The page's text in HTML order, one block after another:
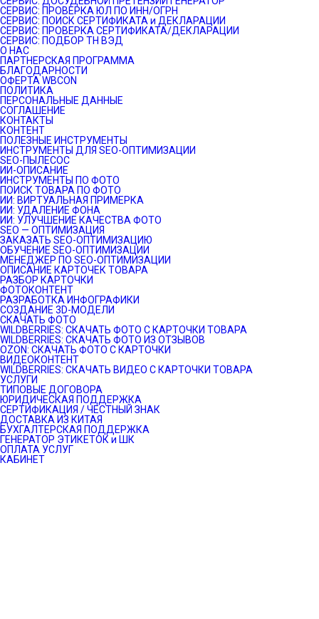
СЕРВИС: ПРОВЕРКА ЮЛ ПО ИНН/ОГРН
СЕРВИС: ПОИСК СЕРТИФИКАТА и ДЕКЛАРАЦИИ
СЕРВИС: ПРОВЕРКА СЕРТИФИКАТА/ДЕКЛАРАЦИИ
СЕРВИС: ПОДБОР ТН ВЭД
О НАС
ПАРТНЕРСКАЯ ПРОГРАММА
БЛАГОДАРНОСТИ
ОФЕРТА WBCON
ПОЛИТИКА
ПЕРСОНАЛЬНЫЕ ДАННЫЕ
СОГЛАШЕНИЕ
КОНТАКТЫ
КОНТЕНТ
ПОЛЕЗНЫЕ ИНСТРУМЕНТЫ
ИНСТРУМЕНТЫ ДЛЯ SEO-ОПТИМИЗАЦИИ
SEO-ПЫЛЕСОС
ИИ-ОПИСАНИЕ
ИНСТРУМЕНТЫ ПО ФОТО
ПОИСК ТОВАРА ПО ФОТО
ИИ: ВИРТУАЛЬНАЯ ПРИМЕРКА
ИИ: УДАЛЕНИЕ ФОНА
ИИ: УЛУЧШЕНИЕ КАЧЕСТВА ФОТО
SEO — ОПТИМИЗАЦИЯ
ЗАКАЗАТЬ SEO-ОПТИМИЗАЦИЮ
ОБУЧЕНИЕ SEO-ОПТИМИЗАЦИИ
МЕНЕДЖЕР ПО SEO-ОПТИМИЗАЦИИ
ОПИСАНИЕ КАРТОЧЕК ТОВАРА
РАЗБОР КАРТОЧКИ
ФОТОКОНТЕНТ
РАЗРАБОТКА ИНФОГРАФИКИ
СОЗДАНИЕ 3D-МОДЕЛИ
СКАЧАТЬ ФОТО
WILDBERRIES: СКАЧАТЬ ФОТО С КАРТОЧКИ ТОВАРА
WILDBERRIES: СКАЧАТЬ ФОТО ИЗ ОТЗЫВОВ
OZON: СКАЧАТЬ ФОТО С КАРТОЧКИ
ВИДЕОКОНТЕНТ
WILDBERRIES: СКАЧАТЬ ВИДЕО С КАРТОЧКИ ТОВАРА
УСЛУГИ
ТИПОВЫЕ ДОГОВОРА
ЮРИДИЧЕСКАЯ ПОДДЕРЖКА
СЕРТИФИКАЦИЯ / ЧЕСТНЫЙ ЗНАК
ДОСТАВКА ИЗ КИТАЯ
БУХГАЛТЕРСКАЯ ПОДДЕРЖКА
ГЕНЕРАТОР ЭТИКЕТОК и ШК
ОПЛАТА УСЛУГ
КАБИНЕТ